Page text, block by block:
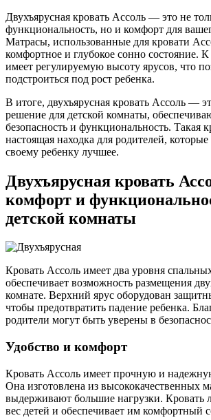
Двухъярусная кровать Ассоль — это не
функциональность, но и комфорт для
Матрасы, использованные для кровати
комфортное и глубокое сонно состояние.
имеет регулируемую высоту ярусов, что
подстроиться под рост ребенка.
В итоге, двухъярусная кровать Ассоль —
решение для детской комнаты,
безопасность и функциональность. Такая
настоящая находка для родителей, которые
своему ребенку лучшее.
Двухъярусная кровать
комфорт и
детской комнаты
Кровать Ассоль имеет два уровня
обеспечивает возможность размещения
комнате. Верхний ярус оборудован
чтобы предотвратить падение ребенка.
родители могут быть уверены в
Удобство и комфорт
Кровать Ассоль имеет прочную и
Она изготовлена из высококачественных
выдерживают большие нагрузки. Кровать
вес детей и обеспечивает им комфортный